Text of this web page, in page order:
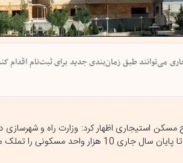
می‌توانند طبق زمان‌بندی جدید برای ثبت‌نام اقدام
استیجاری اظهار کرد: وزارت راه و شهرسازی
عموماً لوکس در اختیار وزارتخانه که فروخته یا تهاتر